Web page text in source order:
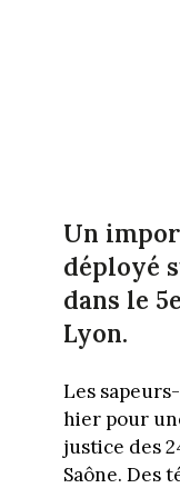
Un
déployé
dans le
Lyon.
Les
hier pour
justice des
Saône. Des